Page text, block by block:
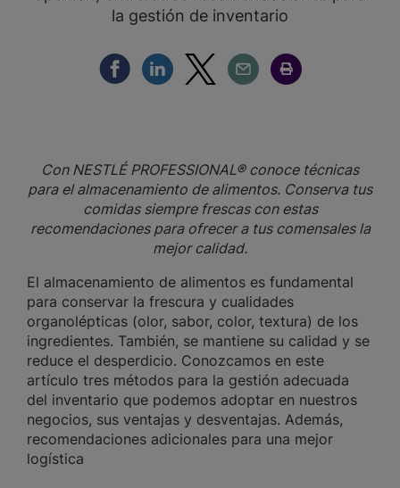
la gestión de inventario
Compartir Facebook
Compartir Linkedin
Compartir Twitter
Compartir Email
Compartir Imprimir
Con NESTLÉ PROFESSIONAL® conoce técnicas
para el almacenamiento de alimentos. Conserva tus
comidas siempre frescas con estas
recomendaciones para ofrecer a tus comensales la
mejor calidad.
El almacenamiento de alimentos es fundamental
para conservar la frescura y cualidades
organolépticas (olor, sabor, color, textura) de los
ingredientes. También, se mantiene su calidad y se
reduce el desperdicio. Conozcamos en este
artículo tres métodos para la gestión adecuada
del inventario que podemos adoptar en nuestros
negocios, sus ventajas y desventajas. Además,
recomendaciones adicionales para una mejor
logística